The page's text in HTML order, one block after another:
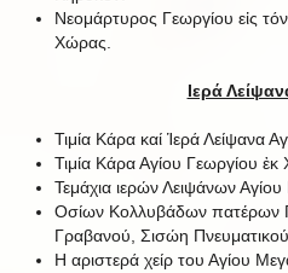
Νεομάρτυρος Γεωργίου εἰς
Χώρας.
Ιερά
Τιμία Κάρα καί Ἱερά Λείψανα
Τιμία Κάρα Αγίου Γεωργίου
Τεμάχια ιερών Λειψάνων Αγίου
Οσίων Κολλυβάδων πατέρων
Γραβανού, Σισώη
Η αριστερά χείρ του Αγίου